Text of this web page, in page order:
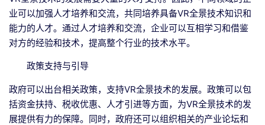
业可以加强人才培养和交流，共同培养具备VR全景技术知识和
能力的人才。通过人才培养和交流，企业可以互相学习和借鉴
对方的经验和技术，提高整个行业的技术水平。
政策支持与引导
政府可以出台相关政策，支持VR全景技术的发展。政策可以包
括资金扶持、税收优惠、人才引进等方面，为VR全景技术的发
展提供有力的保障。同时，政府还可以组织相关的产业论坛和